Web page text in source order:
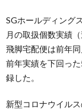
SGホールディング
月の取扱個数実績
飛脚宅配便は前年
前年実績を下回っ
録した。
新型コロナウイル